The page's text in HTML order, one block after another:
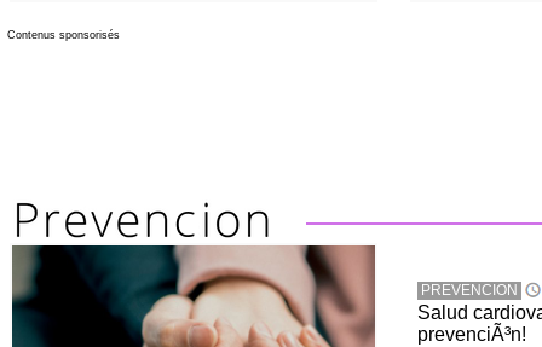
Contenus sponsorisés
PREVENCION
Salud
prevenciÃ³n!